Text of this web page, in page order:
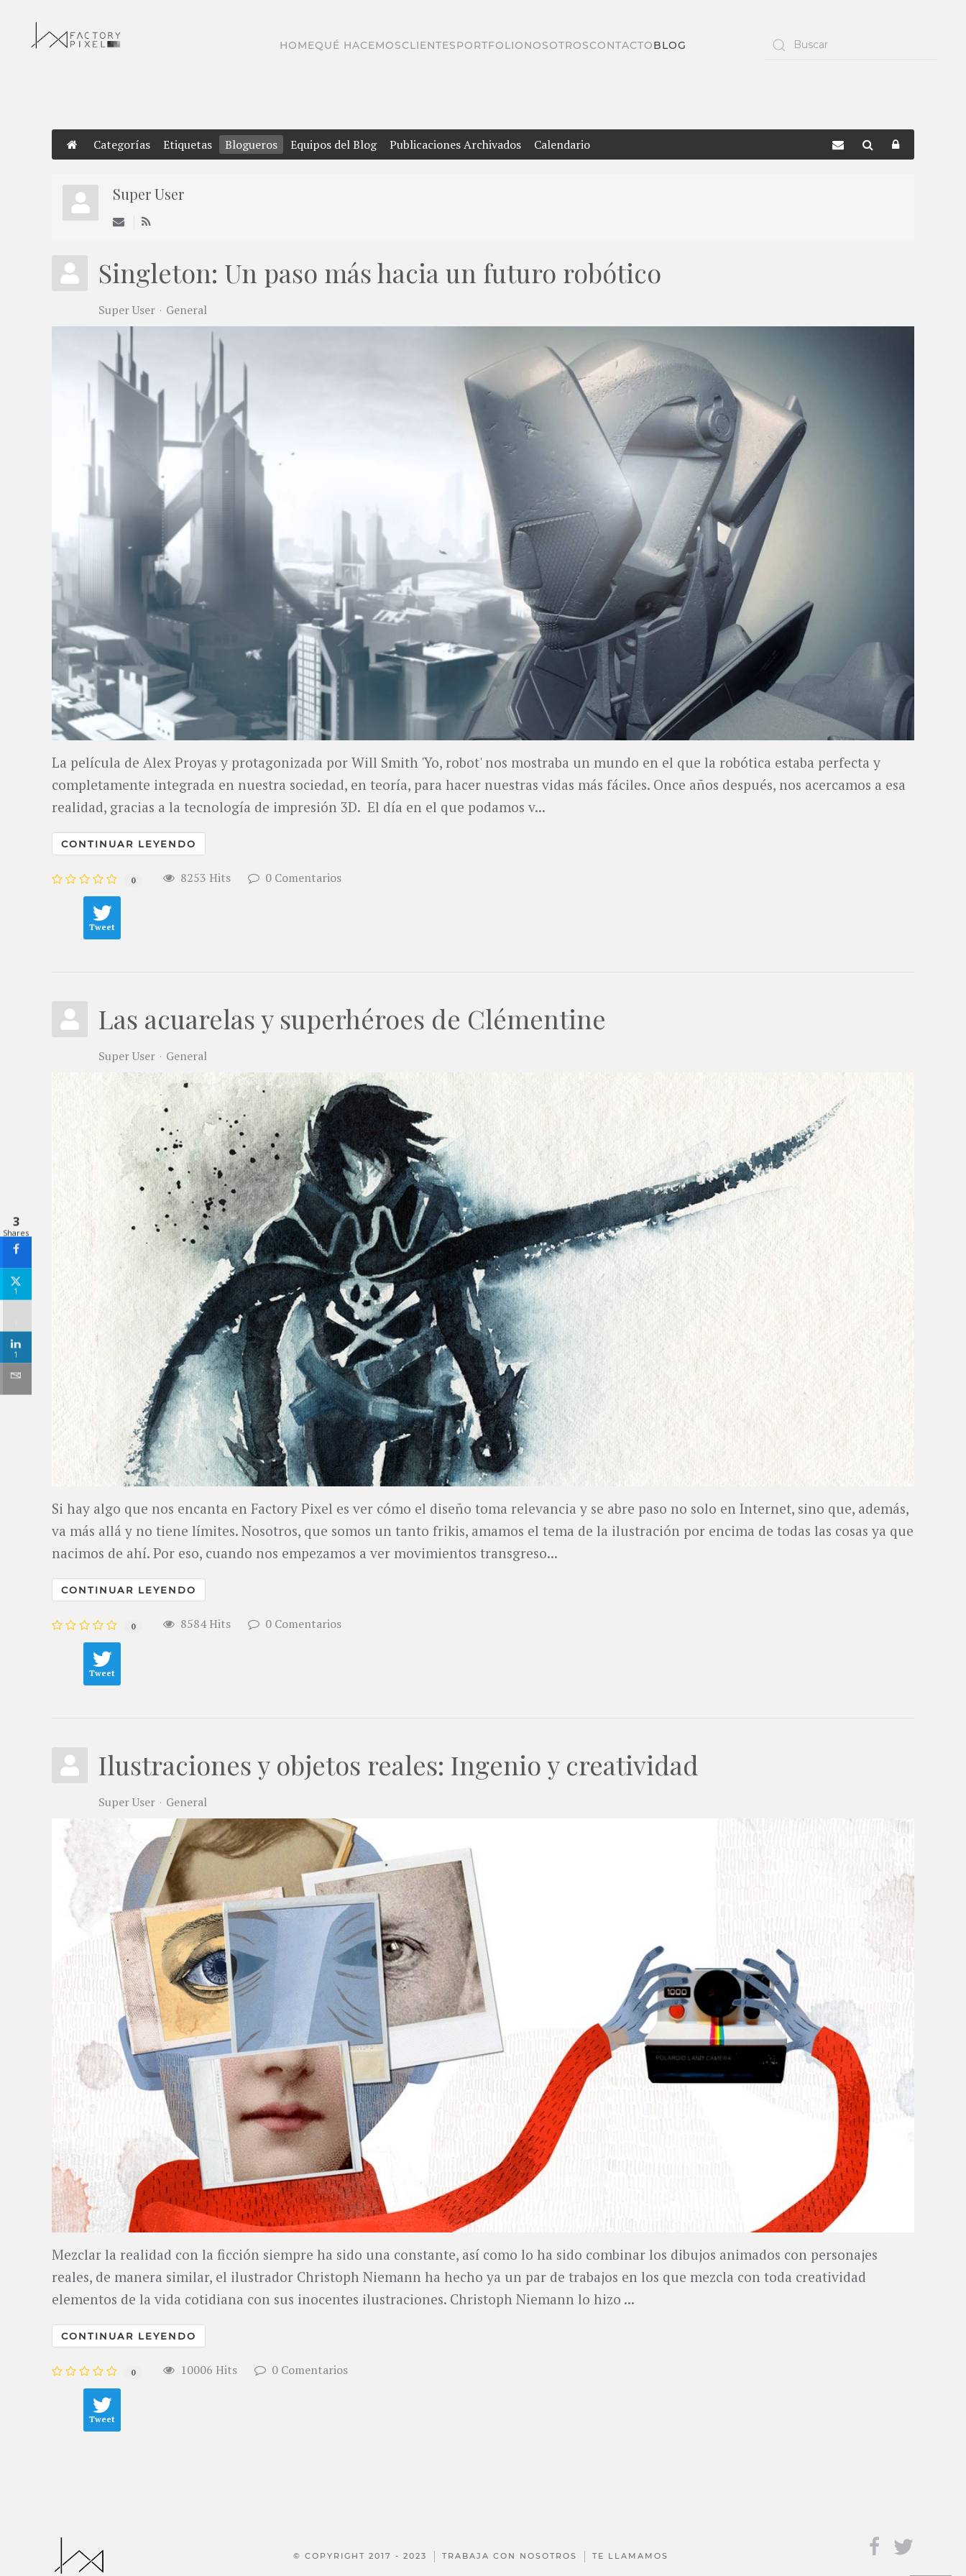
Skip to main content
HOMEQUÉ HACEMOSCLIENTESPORTFOLIONOSOTROSCONTACTOBLOG
Categorías Etiquetas Blogueros Equipos del Blog Publicaciones Archivados Calendario
Super User
Singleton: Un paso más hacia un futuro robótico
Super User General
​La película de Alex Proyas y protagonizada por Will Smith 'Yo, robot' nos mostraba un mundo en el que la robótica estaba perfecta y
completamente integrada en nuestra sociedad, en teoría, para hacer nuestras vidas más fáciles. Once años después, nos acercamos a esa
realidad, gracias a la tecnología de impresión 3D. El día en el que podamos v...
CONTINUAR LEYENDO
0 8253 Hits 0 Comentarios
Tweet
Las acuarelas y superhéroes de Clémentine
Super User General
Si hay algo que nos encanta en Factory Pixel es ver cómo el diseño toma relevancia y se abre paso no solo en Internet, sino que, además,
va más allá y no tiene límites. Nosotros, que somos un tanto frikis, amamos el tema de la ilustración por encima de todas las cosas ya que
nacimos de ahí. Por eso, cuando nos empezamos a ver movimientos transgreso...
CONTINUAR LEYENDO
0 8584 Hits 0 Comentarios
Tweet
Ilustraciones y objetos reales: Ingenio y creatividad
Super User General
Mezclar la realidad con la ficción siempre ha sido una constante, así como lo ha sido combinar los dibujos animados con personajes
reales, de manera similar, el ilustrador Christoph Niemann ha hecho ya un par de trabajos en los que mezcla con toda creatividad
elementos de la vida cotidiana con sus inocentes ilustraciones. Christoph Niemann lo hizo ...
CONTINUAR LEYENDO
0 10006 Hits 0 Comentarios
Tweet
© COPYRIGHT 2017 - 2023 TRABAJA CON NOSOTROS TE LLAMAMOS
3
Shares
1
1